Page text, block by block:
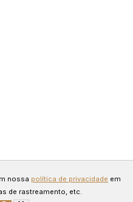
os
Desenvolvido
nossa política de privacidade em
de rastreamento, etc.